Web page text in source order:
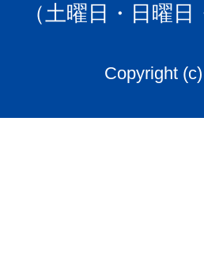
（土曜日・日曜
Copyright